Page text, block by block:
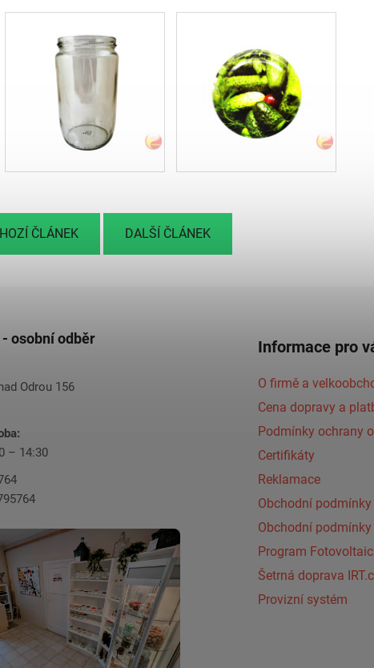
ČLÁNEK DALŠÍ ČLÁNEK
osobní odběr
Odrou 156
– 14:30
Informace pro
O firmě a
Cena dopravy a
Podmínky ochrany
Certifikáty
Reklamace
Obchodní
Obchodní
Program
Šetrná doprava
Provizní systém